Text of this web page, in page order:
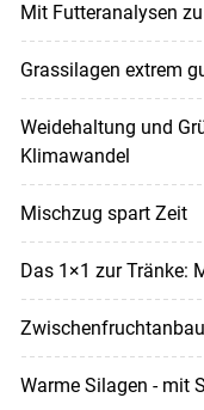
Mit Futteranalysen
Grassilagen extrem
Weidehaltung und
Klimawandel
Mischzug spart Zeit
Das 1×1 zur Tränke:
Warme Silagen - mit